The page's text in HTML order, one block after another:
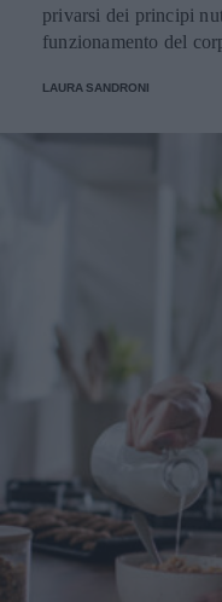
privarsi dei principi
funzionamento del
LAURA SANDRONI